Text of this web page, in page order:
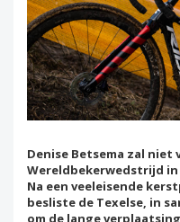
Denise Betsema zal niet
Wereldbekerwedstrijd in
Na een veeleisende
besliste de Texelse, in
om de lange